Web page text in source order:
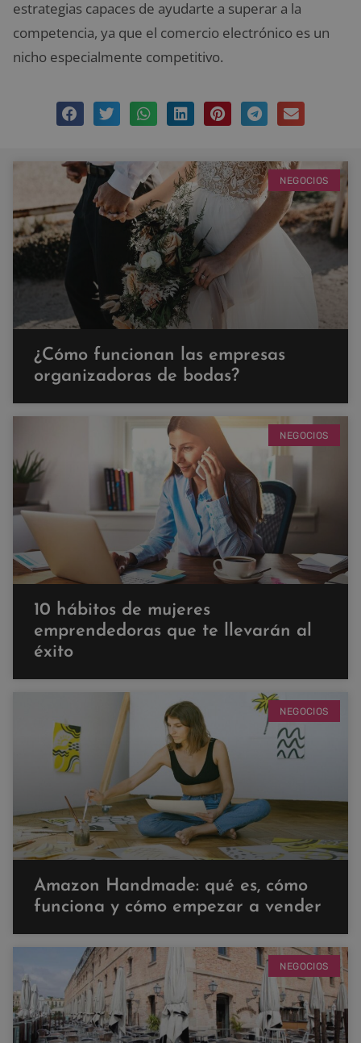
estrategias capaces de ayudarte a superar a la
competencia, ya que el comercio electrónico es un
nicho especialmente competitivo.
NEGOCIOS
¿Cómo funcionan las empresas
organizadoras de bodas?
NEGOCIOS
10 hábitos de mujeres
emprendedoras que te llevarán al
éxito
NEGOCIOS
Amazon Handmade: qué es, cómo
funciona y cómo empezar a vender
NEGOCIOS